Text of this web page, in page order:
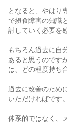
となると、やはり
で摂食障害の知識
討していく必要を
もちろん過去に自
あると思うのです
は、どの程度持ち
過去に改善のため
いただければです。
体系的ではなく、